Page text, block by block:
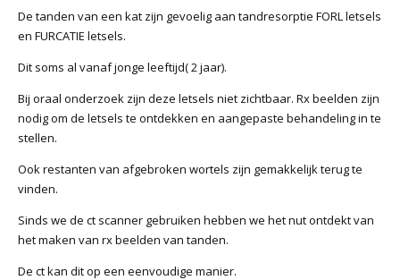
De tanden van een kat zijn gevoelig aan tandresorptie FORL letsels
en FURCATIE letsels.
Dit soms al vanaf jonge leeftijd( 2 jaar).
Bij oraal onderzoek zijn deze letsels niet zichtbaar. Rx beelden zijn
nodig om de letsels te ontdekken en aangepaste behandeling in te
stellen.
Ook restanten van afgebroken wortels zijn gemakkelijk terug te
vinden.
Sinds we de ct scanner gebruiken hebben we het nut ontdekt van
het maken van rx beelden van tanden.
De ct kan dit op een eenvoudige manier.